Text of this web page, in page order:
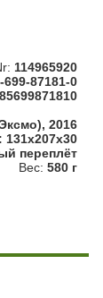
114965920
699-87181-0
2016
131x207x30
переплёт
Вес: 580 г